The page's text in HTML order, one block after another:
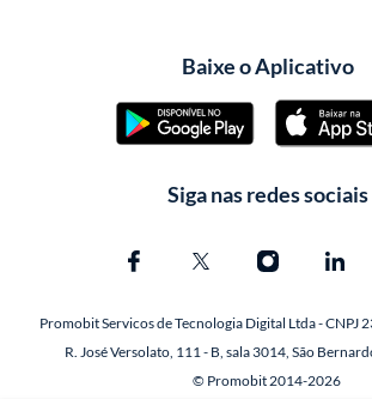
Baixe o Aplicativo
Siga nas redes sociais
Promobit Servicos de Tecnologia Digital Ltda -
R. José Versolato, 111 - B, sala 3014, São
© Promobit 2014-2026